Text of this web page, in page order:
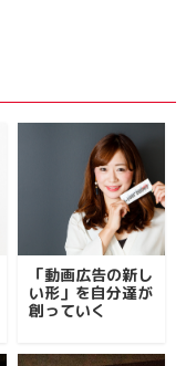
「動画広告の新し
い形」を自分達が
創っていく